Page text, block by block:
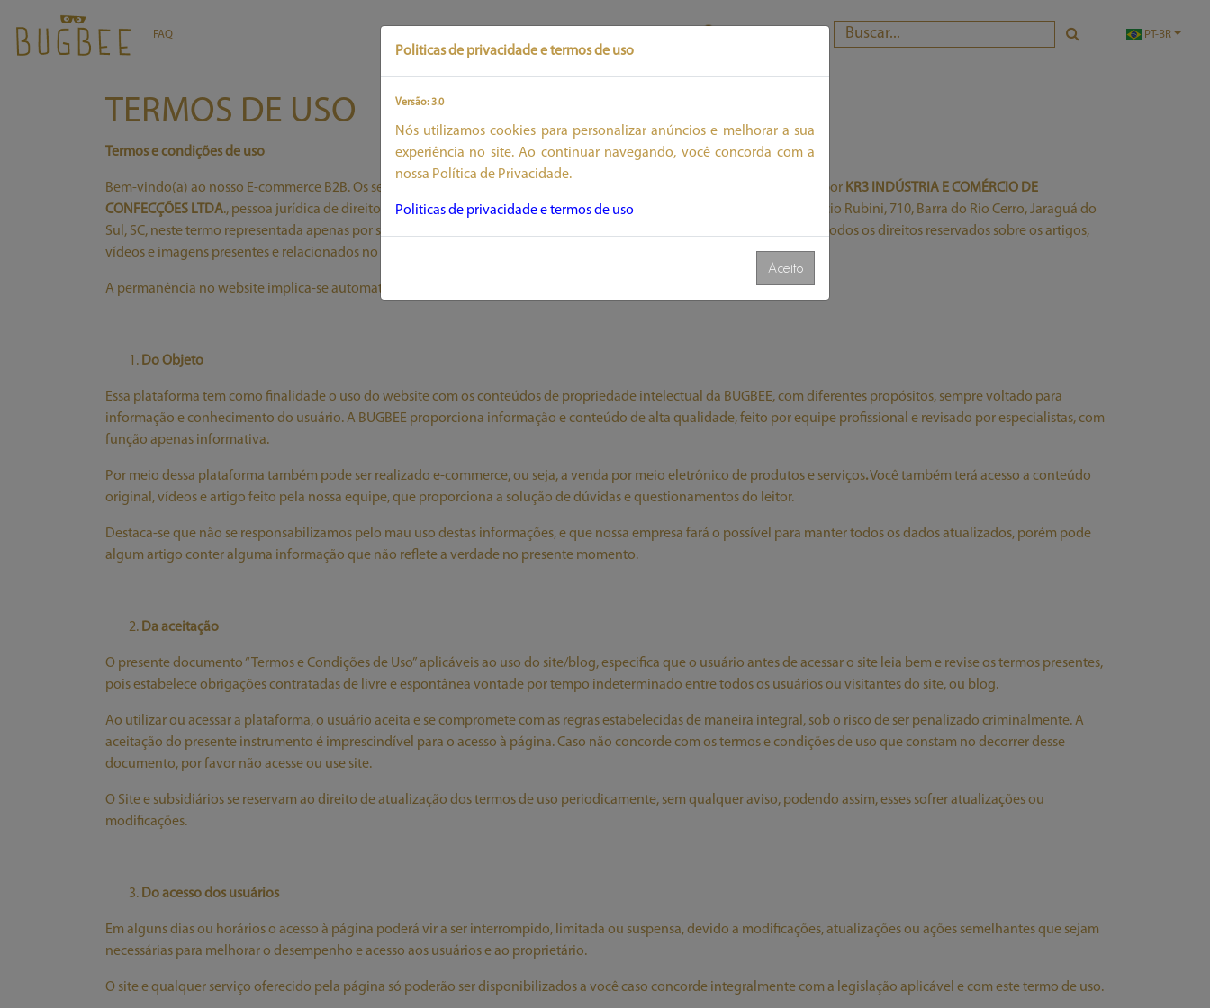
FAQ PT-BR
TERMOS DE USO
Termos e condições de uso
Bem-vindo(a) ao nosso E-commerce B2B. Os serviços e/ou produtos são oferecidos pela , a qual é compreendida por KR3 INDÚSTRIA E COMÉRCIO DE
CONFECÇÕES LTDA., pessoa jurídica de direito privado, inscrita no CNPJ sob nº 10.582.301/0001-24, com sede na rua Horácio Rubini, 710, Barra do Rio Cerro, Jaraguá do
Sul, SC, neste termo representada apenas por site, blog ou empresa, responsável e titular da propriedade intelectual, com todos os direitos reservados sobre os artigos,
vídeos e imagens presentes e relacionados no mesmo.
A permanência no website implica-se automaticamente na aceitação tácita do presente termos de uso a seguir.
Do Objeto
Essa plataforma tem como finalidade o uso do website com os conteúdos de propriedade intelectual da BUGBEE, com diferentes propósitos, sempre voltado para
informação e conhecimento do usuário. A BUGBEE proporciona informação e conteúdo de alta qualidade, feito por equipe profissional e revisado por especialistas, com
função apenas informativa.
Por meio dessa plataforma também pode ser realizado e-commerce, ou seja, a venda por meio eletrônico de produtos e serviços.Você também terá acesso a conteúdo
original, vídeos e artigo feito pela nossa equipe, que proporciona a solução de dúvidas e questionamentos do leitor.
Destaca-se que não se responsabilizamos pelo mau uso destas informações, e que nossa empresa fará o possível para manter todos os dados atualizados, porém pode
algum artigo conter alguma informação que não reflete a verdade no presente momento.
Da aceitação
O presente documento “Termos e Condições de Uso” aplicáveis ao uso do site/blog, especifica que o usuário antes de acessar o site leia bem e revise os termos presentes,
pois estabelece obrigações contratadas de livre e espontânea vontade por tempo indeterminado entre todos os usuários ou visitantes do site, ou blog.
Ao utilizar ou acessar a plataforma, o usuário aceita e se compromete com as regras estabelecidas de maneira integral, sob o risco de ser penalizado criminalmente. A
aceitação do presente instrumento é imprescindível para o acesso à página. Caso não concorde com os termos e condições de uso que constam no decorrer desse
documento, por favor não acesse ou use site.
O Site e subsidiários se reservam ao direito de atualização dos termos de uso periodicamente, sem qualquer aviso, podendo assim, esses sofrer atualizações ou
modificações.
Do acesso dos usuários
Em alguns dias ou horários o acesso à página poderá vir a ser interrompido, limitada ou suspensa, devido a modificações, atualizações ou ações semelhantes que sejam
necessárias para melhorar o desempenho e acesso aos usuários e ao proprietário.
O site e qualquer serviço oferecido pela página só poderão ser disponibilizados a você caso concorde integralmente com a legislação aplicável e com este termo de uso.
Politicas de privacidade e termos de uso
Versão: 3.0
Nós utilizamos cookies para personalizar anúncios e melhorar a sua
experiência no site. Ao continuar navegando, você concorda com a
nossa Política de Privacidade.
Politicas de privacidade e termos de uso
Aceito